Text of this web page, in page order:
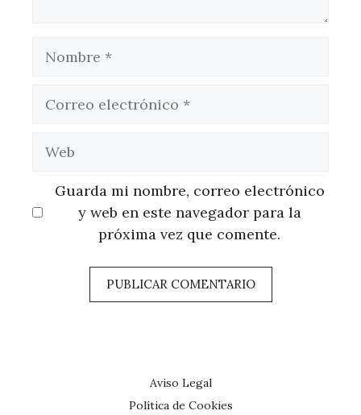
Guarda mi nombre, correo electrónico
y web en este navegador para la
próxima vez que comente.
Aviso Legal
Política de Cookies